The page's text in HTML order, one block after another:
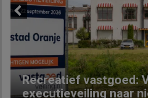
Recreatief vastgoed:
executieveiling naar